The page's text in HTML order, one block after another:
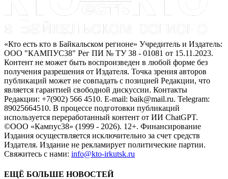
«Кто есть кто в Байкальском регионе» Учредитель и Издатель:
ООО "КАМПУС38" Рег ПИ № ТУ 38 - 01081 от 15.11.2023.
Контент не может быть воспроизведен в любой форме без
получения разрешения от Издателя. Точка зрения авторов
публикаций может не совпадать с позицией Редакции, что
является гарантией свободной дискуссии. Контакты
Редакции: +7(902) 566 4510. E-mail: baik@mail.ru. Telegram:
89025664510. В процессе подготовки публикаций
используется переработанный контент от ИИ ChatGPT.
©ООО «Кампус38» (1999 - 2026). 12+. Финансирование
Издания осуществляется исключительно за счет средств
Издателя. Издание не рекламирует политические партии.
Свяжитесь с нами: info@kto-irkutsk.ru
ЕЩЁ БОЛЬШЕ НОВОСТЕЙ